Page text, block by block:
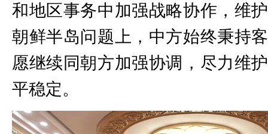
和地区事务中加强战略协作，维
朝鲜半岛问题上，中方始终秉持
愿继续同朝方加强协调，尽力维
平稳定。